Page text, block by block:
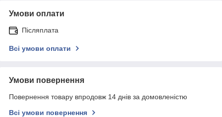
Умови оплати
Післяплата
Всі умови оплати
Умови повернення
Повернення товару впродовж 14 днів за домовленістю
Всі умови повернення